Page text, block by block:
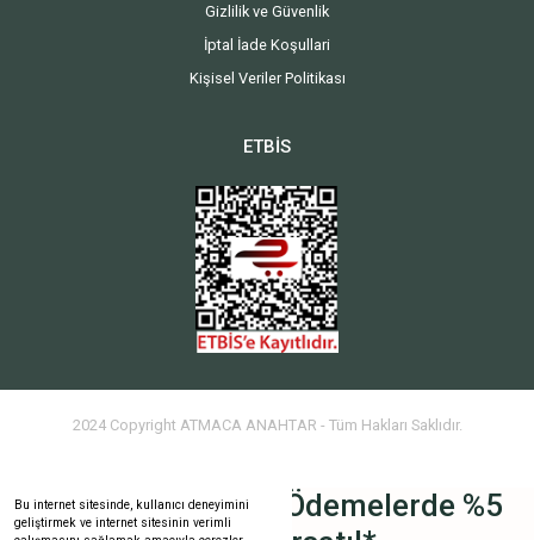
Bu internet sitesinde, kullanıcı deneyimini
geliştirmek ve internet sitesinin verimli
Gizlilik ve Güvenlik
İptal İade Koşullari
Kişisel Veriler Politikası
ETBİS
2024 Copyright ATMACA ANAHTAR - Tüm Hakları Saklıdır.
Havale İle Yapılan Ödemelerde %5